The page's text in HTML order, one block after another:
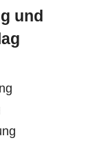
und